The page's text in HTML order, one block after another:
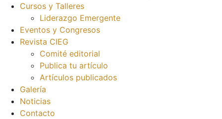
Cursos y Talleres
Liderazgo Emergente
Eventos y Congresos
Revista CIEG
Comité editorial
Publica tu artículo
Artículos publicados
Galería
Noticias
Contacto